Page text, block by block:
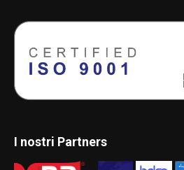
I nostri Partners